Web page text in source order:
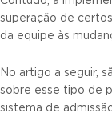
superação de
da equipe às
No artigo a seguir,
sobre esse tipo de
sistema de